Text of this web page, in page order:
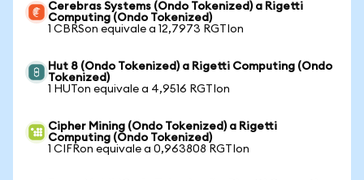
Cerebras Systems (Ondo Tokenized) a Rigetti
Computing (Ondo Tokenized)
1 CBRSon equivale a 12,7973 RGTIon
Hut 8 (Ondo Tokenized) a Rigetti Computing (Ondo
Tokenized)
1 HUTon equivale a 4,9516 RGTIon
Cipher Mining (Ondo Tokenized) a Rigetti
Computing (Ondo Tokenized)
1 CIFRon equivale a 0,963808 RGTIon